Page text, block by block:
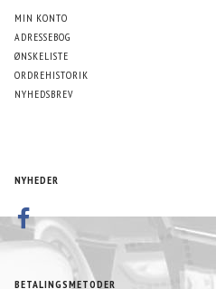
MIN KONTO
ADRESSEBOG
ØNSKELISTE
ORDREHISTORIK
NYHEDSBREV
NYHEDER
BETALINGSMETODER